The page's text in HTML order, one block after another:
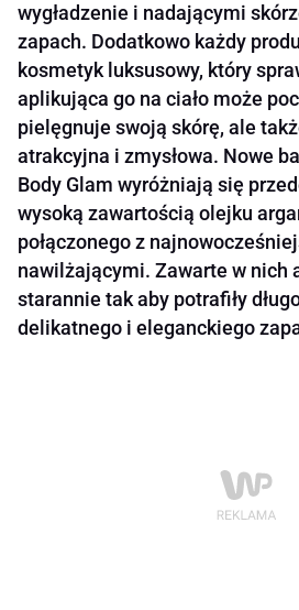
wygładzenie i nadającymi
zapach. Dodatkowo każdy
kosmetyk luksusowy, który
aplikująca go na ciało może
pielęgnuje swoją skórę, ale
atrakcyjna i zmysłowa. Nowe
Body Glam wyróżniają się
wysoką zawartością olejku
połączonego z
nawilżającymi. Zawarte w nich
starannie tak aby potrafiły
delikatnego i eleganckiego